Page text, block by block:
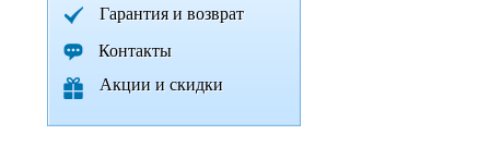
Гарантия и возврат
Контакты
Акции и скидки